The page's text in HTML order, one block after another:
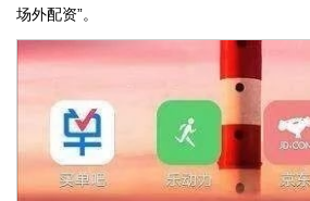
场外配资”。